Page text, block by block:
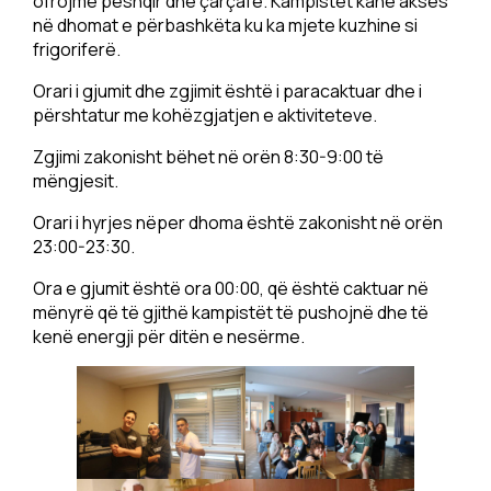
në dhomat e përbashkëta ku ka mjete kuzhine si
frigoriferë.
Orari i gjumit dhe zgjimit është i paracaktuar dhe i
përshtatur me kohëzgjatjen e aktiviteteve.
Zgjimi zakonisht bëhet në orën 8:30-9:00 të
mëngjesit.
Orari i hyrjes nëper dhoma është zakonisht në orën
23:00-23:30.
Ora e gjumit është ora 00:00, që është caktuar në
mënyrë që të gjithë kampistët të pushojnë dhe të
kenë energji për ditën e nesërme.